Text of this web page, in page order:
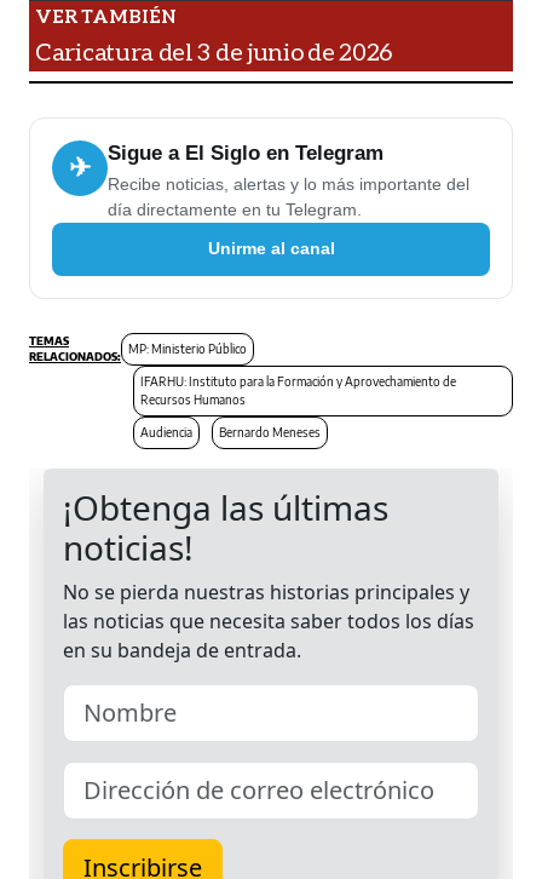
Caricatura del 3 de junio de 2026
✈ Sigue a El Siglo en Telegram
Recibe noticias, alertas y lo más importante del
día directamente en tu Telegram.
Unirme al canal
MP: Ministerio Público
IFARHU: Instituto para la Formación y Aprovechamiento de
Recursos Humanos
Audiencia Bernardo Meneses